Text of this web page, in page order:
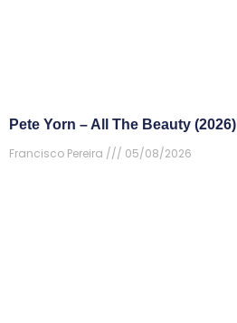
Pete Yorn – All The Beauty (2026)
Francisco Pereira
05/08/2026